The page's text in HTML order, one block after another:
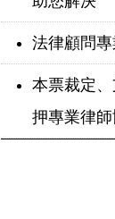
法律顧問
本票裁定
押專業律